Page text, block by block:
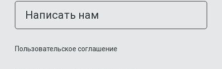
Написать нам
Пользовательское соглашение